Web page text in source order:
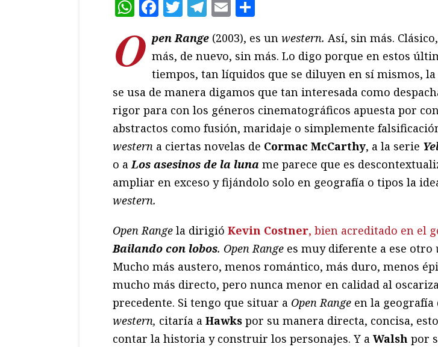
WhatsApp
Facebook
Twitter
Telegram
Email
O pen Range (2003), es un western. Así, sin más.
más, de nuevo, sin más. Lo digo porque en estos
tiempos, tan líquidos que se diluyen en sí mismos,
se usa de manera digamos que tan interesada como
rigor para con los géneros cinematográficos apuesta por
abstractos como fusión, maridaje o simplemente
western a ciertas novelas de Cormac McCarthy, a la serie
o aLos asesinos de la luna me parece que es
ampliar en exceso y fijándolo solo en geografía o tipos la
western.
Open Range la dirigió Kevin Costner, bien acreditado en el
Bailando con lobos. Open Range es muy diferente a ese otro
Mucho más austero, menos romántico, más duro, menos
mucho más directo, pero nunca menor en calidad al
precedente. Si tengo que situar a Open Range en la geografía
western, citaría a Hawks por su manera directa, concisa,
contar la historia y construir los personajes. Y a Walsh por